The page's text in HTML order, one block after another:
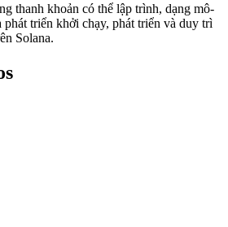
thanh khoản có thể lập trình, dạng mô-
phát triển khởi chạy, phát triển và duy trì
Solana.